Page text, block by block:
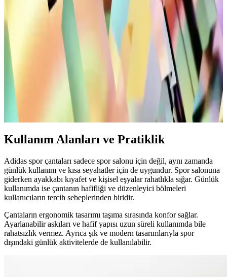
Entegrasyonu
Modern yaşamda düğün ve spor tarzları, teknolojik ürünlerle
birleşerek kişisel tarz ve konforu ön plana çıkarıyor. Güncel trendler
ve yenilikçi aksesuarlar hakkında detaylar.
Günlük Şık Siyah Sneakerlar: Modern Tarz ve
Konforun Buluşması
Modern tasarımlı siyah sneakerlar, rahatlık ve şıklığı bir arada sunar.
Deri veya sentetik malzemelerle dayanıklı ve estetik, çeşitli
kıyafetlerle uyum sağlayan bu ayakkabılar, günlük stilinizi tamamlar.
Kullanım Alanları ve Pratiklik
Adidas spor çantaları sadece spor salonu için değil, aynı zamanda
günlük kullanım ve kısa seyahatler için de uygundur. Spor salonuna
giderken ayakkabı kıyafet ve kişisel eşyalar rahatlıkla sığar. Günlük
kullanımda ise çantanın hafifliği ve düzenleyici bölmeleri
kullanıcıların tercih sebeplerinden biridir.
Çantaların ergonomik tasarımı taşıma sırasında konfor sağlar.
Ayarlanabilir askıları ve hafif yapısı uzun süreli kullanımda bile
rahatsızlık vermez. Ayrıca şık ve modern tasarımlarıyla spor
dışındaki günlük aktivitelerde de kullanılabilir.